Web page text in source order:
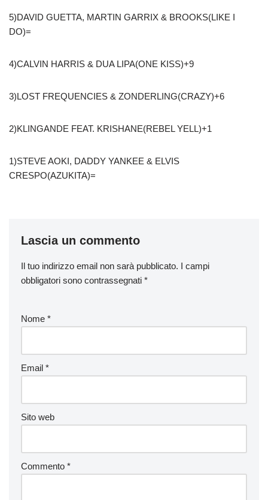
5)DAVID GUETTA, MARTIN GARRIX & BROOKS(LIKE I
DO)=
4)CALVIN HARRIS & DUA LIPA(ONE KISS)+9
3)LOST FREQUENCIES & ZONDERLING(CRAZY)+6
2)KLINGANDE FEAT. KRISHANE(REBEL YELL)+1
1)STEVE AOKI, DADDY YANKEE & ELVIS
CRESPO(AZUKITA)=
Lascia un commento
Il tuo indirizzo email non sarà pubblicato. I campi
obbligatori sono contrassegnati *
Nome *
Email *
Sito web
Commento *